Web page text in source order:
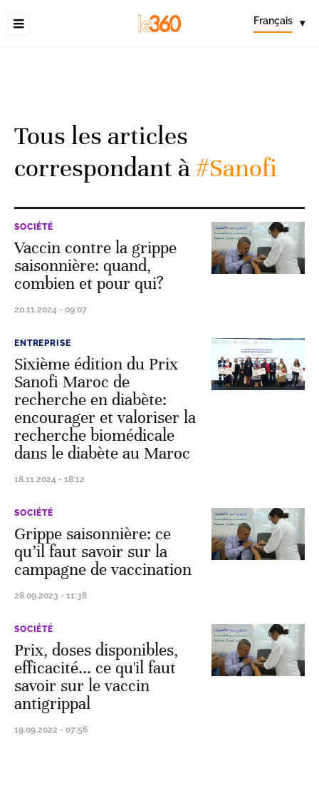
Français ▾
Tous les articles
correspondant à#Sanofi
SOCIÉTÉ
Vaccin contre la grippe
saisonnière: quand,
combien et pour qui?
20.11.2024 - 09:07
ENTREPRISE
Sixième édition du Prix
Sanofi Maroc de
recherche en diabète:
encourager et valoriser la
recherche biomédicale
dans le diabète au Maroc
18.11.2024 - 18:12
SOCIÉTÉ
Grippe saisonnière: ce
qu’il faut savoir sur la
campagne de vaccination
28.09.2023 - 11:38
SOCIÉTÉ
Prix, doses disponibles,
efficacité... ce qu'il faut
savoir sur le vaccin
antigrippal
19.09.2022 - 07:56